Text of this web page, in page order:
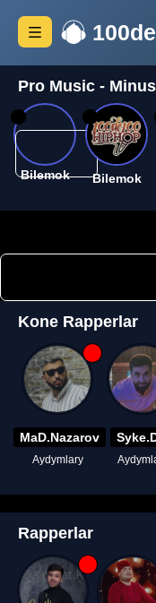
100de
Pro Music - Minus
Bilemok Bilemok
Kone Rapperlar
MaD.Nazarov
Aydymlary
Rapperlar